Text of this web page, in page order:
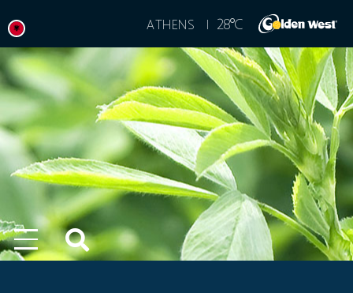
ATHENS | 28°C